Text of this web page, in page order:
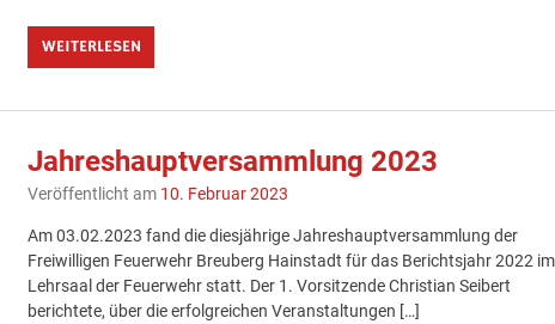
WEITERLESEN
Jahreshauptversammlung 2023
Veröffentlicht am 10. Februar 2023
Am 03.02.2023 fand die diesjährige Jahreshauptversammlung der
Freiwilligen Feuerwehr Breuberg Hainstadt für das Berichtsjahr 2022 im
Lehrsaal der Feuerwehr statt. Der 1. Vorsitzende Christian Seibert
berichtete, über die erfolgreichen Veranstaltungen […]